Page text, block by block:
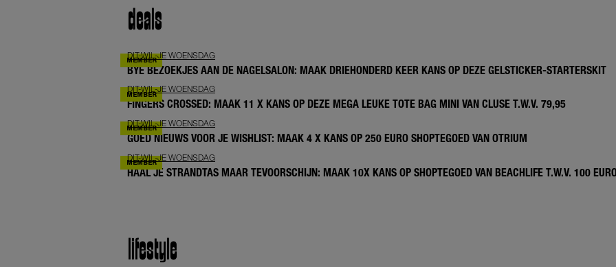
deals
DIT-WIL-JE WOENSDAG
BYE BEZOEKJES AAN DE NAGELSALON: MAAK DRIEHONDERD KEER KANS OP DEZE GELSTICKER-STARTERSKIT
DIT-WIL-JE WOENSDAG
FINGERS CROSSED: MAAK 11 X KANS OP DEZE MEGA LEUKE TOTE BAG MINI VAN CLUSE T.W.V. 79,95
DIT-WIL-JE WOENSDAG
GOED NIEUWS VOOR JE WISHLIST: MAAK 4 X KANS OP 250 EURO SHOPTEGOED VAN OTRIUM
DIT-WIL-JE WOENSDAG
HAAL JE STRANDTAS MAAR TEVOORSCHIJN: MAAK 10X KANS OP SHOPTEGOED VAN BEACHLIFE T.W.V. 100
lifestyle